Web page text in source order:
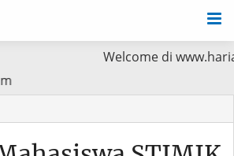
Welcome di